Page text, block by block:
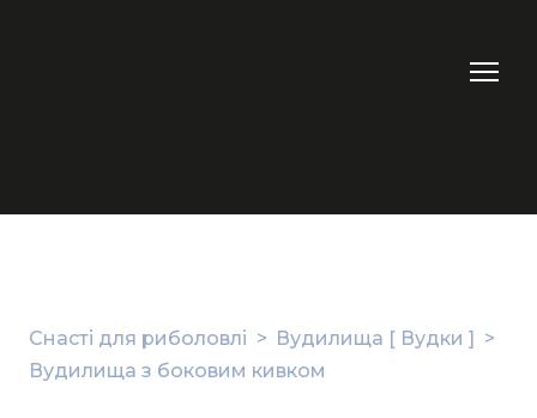
Снасті для риболовлі
Вудилища [ Вудки ]
Вудилища з боковим кивком